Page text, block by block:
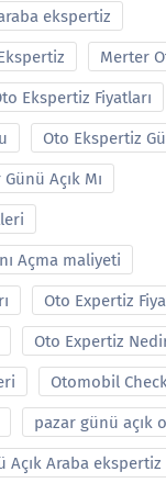
ekspertiz
Merter
Ekspertiz Fiyatları
Oto Ekspertiz
Açık Mı
Açma maliyeti
Oto Expertiz
Oto Expertiz
Otomobil
pazar günü açık
Açık Araba ekspertiz